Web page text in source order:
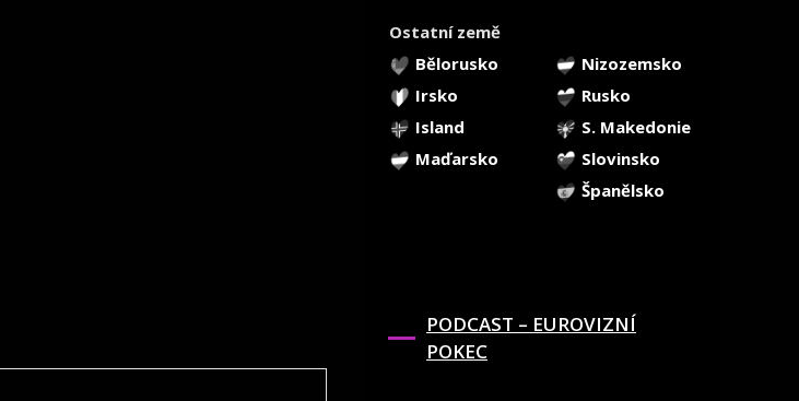
Ostatní země
Bělorusko
Nizozemsko
Irsko
Rusko
Island
S. Makedonie
Maďarsko
Slovinsko
Španělsko
PODCAST – EUROVIZNÍ
POKEC